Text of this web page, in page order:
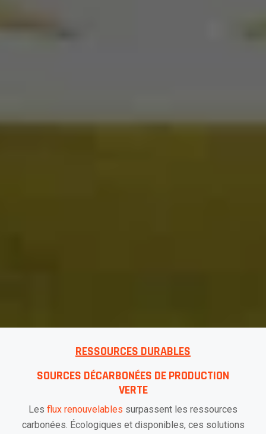
RESSOURCES DURABLES
SOURCES DÉCARBONÉES DE PRODUCTION
VERTE
Les flux renouvelables surpassent les ressources
carbonées. Écologiques et disponibles, ces solutions